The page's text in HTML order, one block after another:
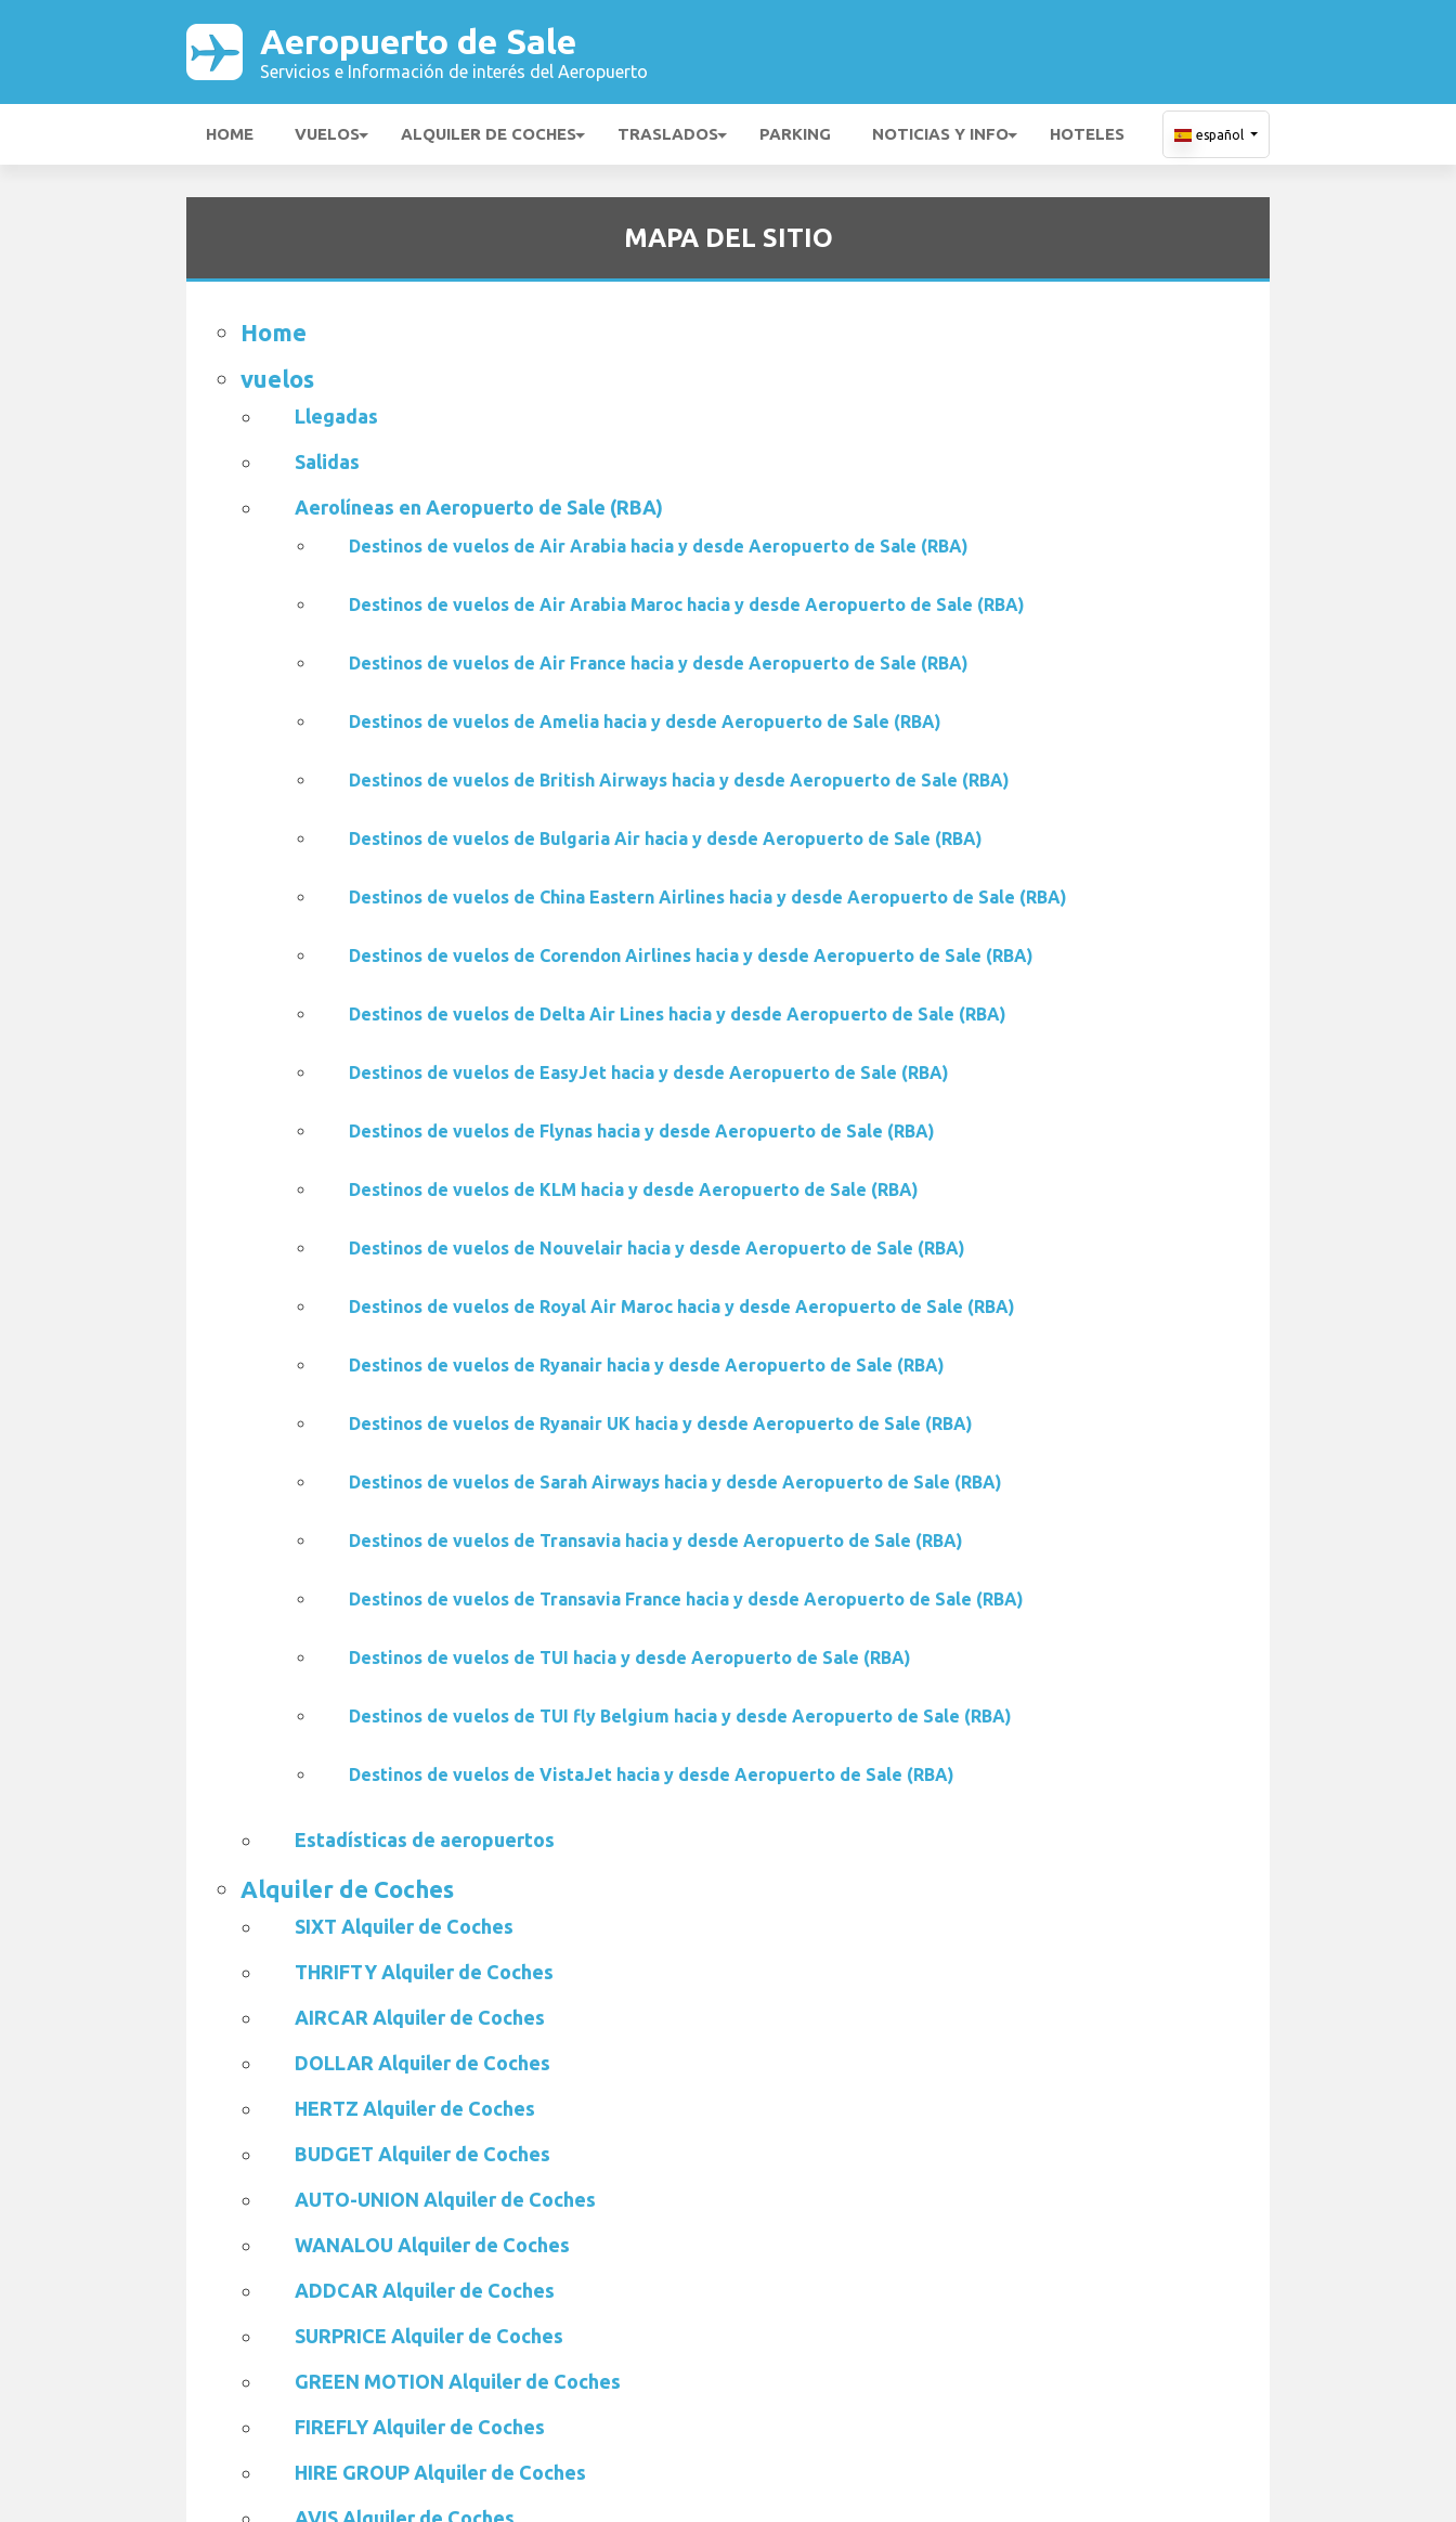
Aeropuerto de Sale
Servicios e Información de interés del Aeropuerto
HOME VUELOS ALQUILER DE COCHES TRASLADOS PARKING NOTICIAS Y INFO HOTELES español
MAPA DEL SITIO
Home
vuelos
Llegadas
Salidas
Aerolíneas en Aeropuerto de Sale (RBA)
Destinos de vuelos de Air Arabia hacia y desde Aeropuerto de Sale (RBA)
Destinos de vuelos de Air Arabia Maroc hacia y desde Aeropuerto de Sale (RBA)
Destinos de vuelos de Air France hacia y desde Aeropuerto de Sale (RBA)
Destinos de vuelos de Amelia hacia y desde Aeropuerto de Sale (RBA)
Destinos de vuelos de British Airways hacia y desde Aeropuerto de Sale (RBA)
Destinos de vuelos de Bulgaria Air hacia y desde Aeropuerto de Sale (RBA)
Destinos de vuelos de China Eastern Airlines hacia y desde Aeropuerto de Sale (RBA)
Destinos de vuelos de Corendon Airlines hacia y desde Aeropuerto de Sale (RBA)
Destinos de vuelos de Delta Air Lines hacia y desde Aeropuerto de Sale (RBA)
Destinos de vuelos de EasyJet hacia y desde Aeropuerto de Sale (RBA)
Destinos de vuelos de Flynas hacia y desde Aeropuerto de Sale (RBA)
Destinos de vuelos de KLM hacia y desde Aeropuerto de Sale (RBA)
Destinos de vuelos de Nouvelair hacia y desde Aeropuerto de Sale (RBA)
Destinos de vuelos de Royal Air Maroc hacia y desde Aeropuerto de Sale (RBA)
Destinos de vuelos de Ryanair hacia y desde Aeropuerto de Sale (RBA)
Destinos de vuelos de Ryanair UK hacia y desde Aeropuerto de Sale (RBA)
Destinos de vuelos de Sarah Airways hacia y desde Aeropuerto de Sale (RBA)
Destinos de vuelos de Transavia hacia y desde Aeropuerto de Sale (RBA)
Destinos de vuelos de Transavia France hacia y desde Aeropuerto de Sale (RBA)
Destinos de vuelos de TUI hacia y desde Aeropuerto de Sale (RBA)
Destinos de vuelos de TUI fly Belgium hacia y desde Aeropuerto de Sale (RBA)
Destinos de vuelos de VistaJet hacia y desde Aeropuerto de Sale (RBA)
Estadísticas de aeropuertos
Alquiler de Coches
SIXT Alquiler de Coches
THRIFTY Alquiler de Coches
AIRCAR Alquiler de Coches
DOLLAR Alquiler de Coches
HERTZ Alquiler de Coches
BUDGET Alquiler de Coches
AUTO-UNION Alquiler de Coches
WANALOU Alquiler de Coches
ADDCAR Alquiler de Coches
SURPRICE Alquiler de Coches
GREEN MOTION Alquiler de Coches
FIREFLY Alquiler de Coches
HIRE GROUP Alquiler de Coches
AVIS Alquiler de Coches